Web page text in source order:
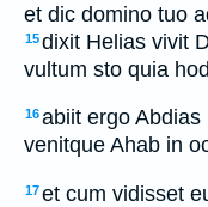
et dic domino tuo
15dixit Helias vivit
vultum sto quia
16abiit ergo
venitque Ahab in
17et cum vidisset